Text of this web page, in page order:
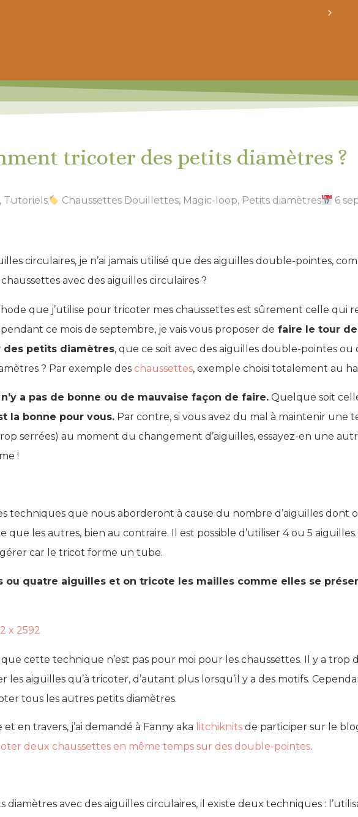
prochain achat de patrons
tricoter des petits diamètres ?
, Tutoriels Chaussettes Douillettes, Magic-loop, Petits diamètres 6
circulaires, je n’ai jamais utilisé que des aiguilles double-pointes,
avec des aiguilles circulaires ?
que j’utilise pour tricoter mes chaussettes est sûrement celle qui
ce mois de septembre, je vais vous proposer de faire le tour
des petits diamètres, que ce soit avec des aiguilles double-pointes ou
? Par exemple des chaussettes, exemple choisi totalement au
a pas de bonne ou de mauvaise façon de faire. Quelque soit
la bonne pour vous. Par contre, si vous avez du mal à maintenir une
serrées) au moment du changement d’aiguilles, essayez-en une
!
techniques que nous aborderont à cause du nombre d’aiguilles dont
les autres, bien au contraire. Il est possible d’utiliser 4 ou 5
car le tricot forme un tube.
ou quatre aiguilles et on tricote les mailles comme elles se
cette technique n’est pas pour moi pour les chaussettes. Il y a trop
aiguilles qu’à tricoter, d’autant plus lorsqu’il y a des motifs.
tous les autres petits diamètres.
en travers, j’ai demandé à Fanny aka litchiknits de participer sur le
deux chaussettes en même temps sur des double-pointes.
avec des aiguilles circulaires, il existe deux techniques :